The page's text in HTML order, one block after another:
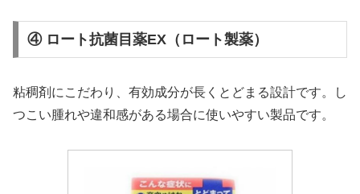
④ ロート抗菌目薬EX（ロート製薬）
粘稠剤にこだわり、有効成分が長くとどまる設計です。し
つこい腫れや違和感がある場合に使いやすい製品です。